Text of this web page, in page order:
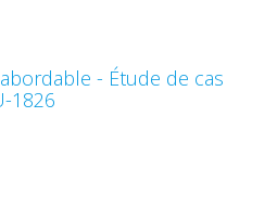
- Étude de cas
1826